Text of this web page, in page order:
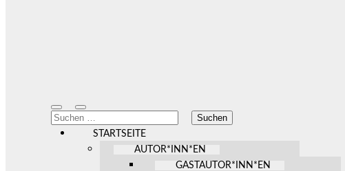
Mobile-
Menü
ein-/ausblenden
Suchfeld
ein-/ausblenden
Suchen
nach:
STARTSEITE
AUTOR*INN*EN
GASTAUTOR*INN*EN